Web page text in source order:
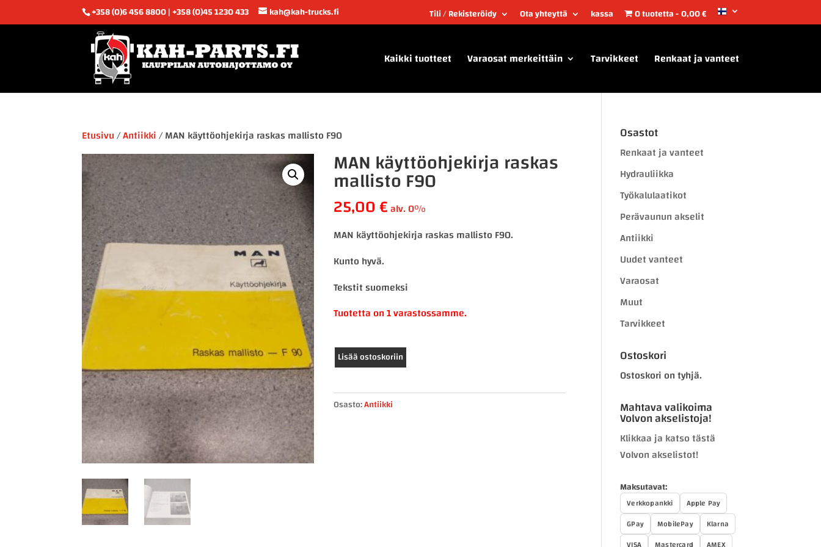
+358 (0)6 456 8800 | +358 (0)45 1230 433 kah@kah-trucks.fi Tili / Rekisteröidy Ota yhteyttä kassa 0 tuotetta 0,00 €
Kaikki tuotteet Varaosat merkeittäin Tarvikkeet Renkaat ja vanteet
Etusivu/Antiikki/ MAN käyttöohjekirja raskas mallisto F90
MAN käyttöohjekirja raskas
mallisto F90
25,00€alv. 0%
MAN käyttöohjekirja raskas mallisto F90.
Kunto hyvä.
Tekstit suomeksi
Tuotetta on 1 varastossamme.
MAN
käyttöohjekirja
mallisto
Lisää ostoskoriin
Osasto:Antiikki
Osastot
Renkaat ja vanteet
Hydrauliikka
Työkalulaatikot
Perävaunun akselit
Antiikki
Uudet vanteet
Varaosat
Muut
Tarvikkeet
Ostoskori
Ostoskori on tyhjä.
Mahtava valikoima
Volvon akselistoja!
Klikkaa ja katso tästä
Volvon akselistot!
Maksutavat:
Verkkopankki
Apple Pay
GPay
MobilePay
Klarna